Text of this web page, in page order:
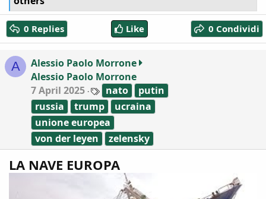
a
c
t
i
n
s
:
0 Replies Like 0 Condividi
A
Alessio Paolo Morrone
Alessio Paolo Morrone
7 April 2025
T
a
g
s
nato
putin
russia
trump
ucraina
unione europea
von der leyen
zelensky
LA NAVE EUROPA